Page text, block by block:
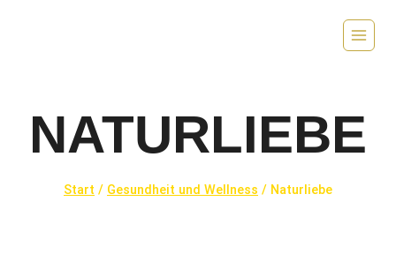
NATURLIEBE
Start / Gesundheit und Wellness / Naturliebe